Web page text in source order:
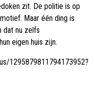
zit. De politie is op
Maar één ding is
dat nu zelfs
eigen huis zijn.
1295879811794173952?